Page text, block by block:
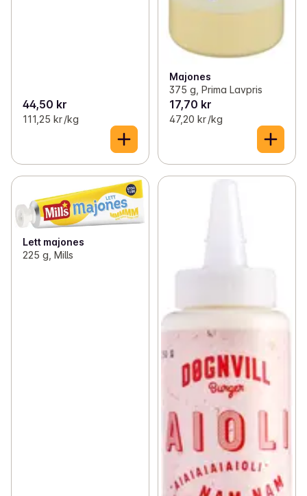
44,50 kr
111,25 kr /kg
Majones
375 g, Prima Lavpris
17,70 kr
47,20 kr /kg
Lett majones
225 g, Mills